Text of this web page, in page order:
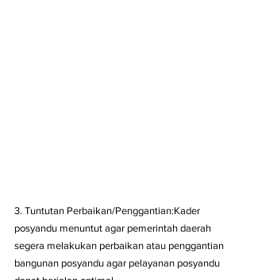
3. Tuntutan Perbaikan/Penggantian:Kader
posyandu menuntut agar pemerintah daerah
segera melakukan perbaikan atau penggantian
bangunan posyandu agar pelayanan posyandu